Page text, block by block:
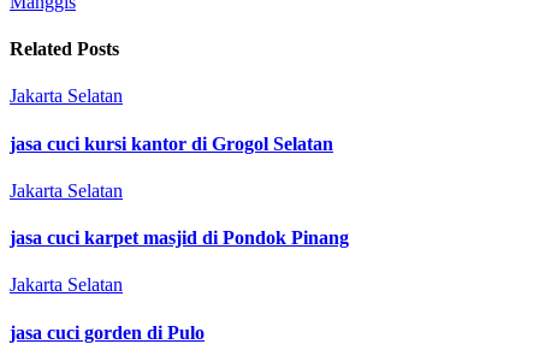
Related Posts
Jakarta Selatan
jasa cuci kursi kantor di Grogol Selatan
Jakarta Selatan
jasa cuci karpet masjid di Pondok Pinang
Jakarta Selatan
jasa cuci gorden di Pulo